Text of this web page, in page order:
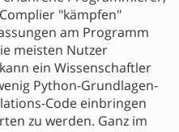
"kämpfen"
am Programm
meisten Nutzer
ein Wissenschaftler
Python-Grundlagen-
Code einbringen
zu werden. Ganz im